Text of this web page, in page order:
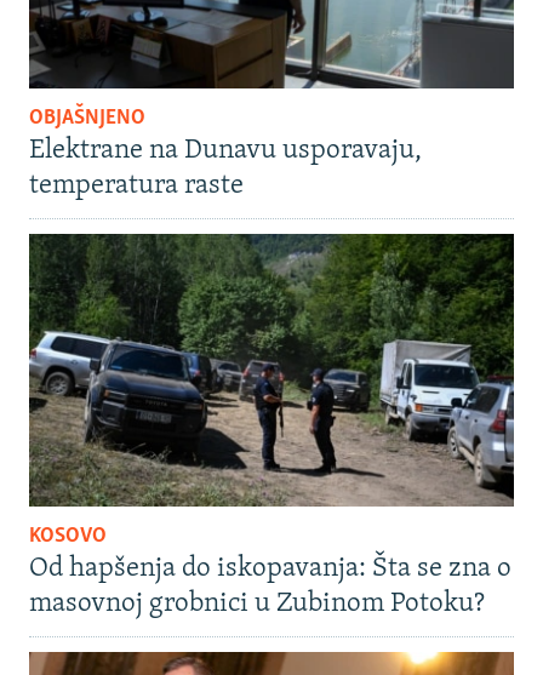
OBJAŠNJENO
Elektrane na Dunavu usporavaju,
temperatura raste
KOSOVO
Od hapšenja do iskopavanja: Šta se zna o
masovnoj grobnici u Zubinom Potoku?